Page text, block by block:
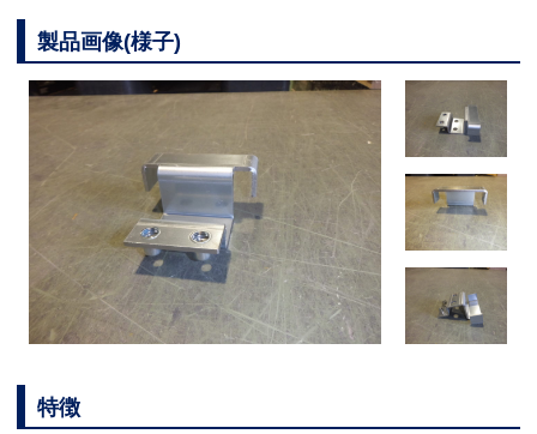
製品画像(様子)
特徴